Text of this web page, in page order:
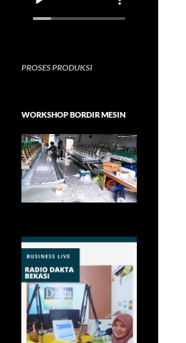
PROSES PRODUKSI
WORKSHOP BORDIR MESIN